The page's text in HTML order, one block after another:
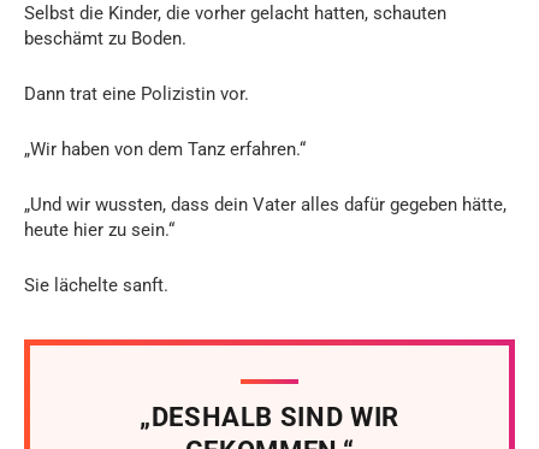
Selbst die Kinder, die vorher gelacht hatten, schauten
beschämt zu Boden.
Dann trat eine Polizistin vor.
„Wir haben von dem Tanz erfahren.“
„Und wir wussten, dass dein Vater alles dafür gegeben hätte,
heute hier zu sein.“
Sie lächelte sanft.
„DESHALB SIND WIR